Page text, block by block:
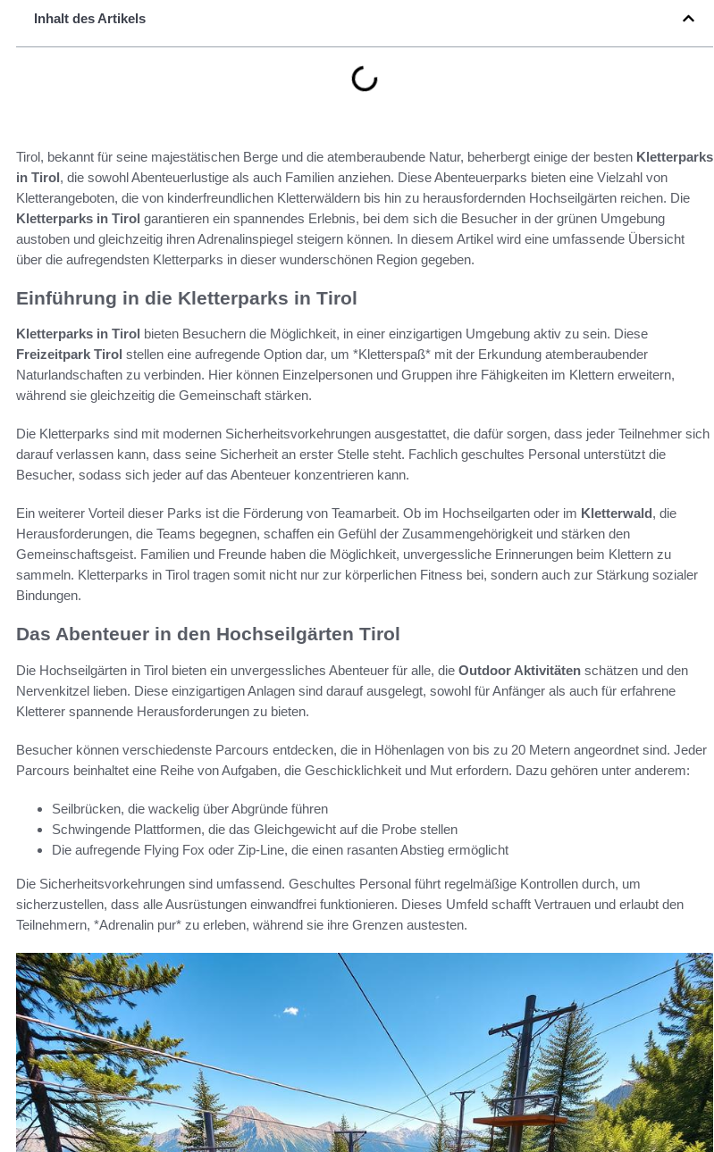
Inhalt des Artikels
Tirol, bekannt für seine majestätischen Berge und die atemberaubende Natur, beherbergt einige der besten Kletterparks
in Tirol, die sowohl Abenteuerlustige als auch Familien anziehen. Diese Abenteuerparks bieten eine Vielzahl von
Kletterangeboten, die von kinderfreundlichen Kletterwäldern bis hin zu herausfordernden Hochseilgärten reichen. Die
Kletterparks in Tirol garantieren ein spannendes Erlebnis, bei dem sich die Besucher in der grünen Umgebung
austoben und gleichzeitig ihren Adrenalinspiegel steigern können. In diesem Artikel wird eine umfassende Übersicht
über die aufregendsten Kletterparks in dieser wunderschönen Region gegeben.
Einführung in die Kletterparks in Tirol
Kletterparks in Tirol bieten Besuchern die Möglichkeit, in einer einzigartigen Umgebung aktiv zu sein. Diese
Freizeitpark Tirol stellen eine aufregende Option dar, um *Kletterspaß* mit der Erkundung atemberaubender
Naturlandschaften zu verbinden. Hier können Einzelpersonen und Gruppen ihre Fähigkeiten im Klettern erweitern,
während sie gleichzeitig die Gemeinschaft stärken.
Die Kletterparks sind mit modernen Sicherheitsvorkehrungen ausgestattet, die dafür sorgen, dass jeder Teilnehmer sich
darauf verlassen kann, dass seine Sicherheit an erster Stelle steht. Fachlich geschultes Personal unterstützt die
Besucher, sodass sich jeder auf das Abenteuer konzentrieren kann.
Ein weiterer Vorteil dieser Parks ist die Förderung von Teamarbeit. Ob im Hochseilgarten oder im Kletterwald, die
Herausforderungen, die Teams begegnen, schaffen ein Gefühl der Zusammengehörigkeit und stärken den
Gemeinschaftsgeist. Familien und Freunde haben die Möglichkeit, unvergessliche Erinnerungen beim Klettern zu
sammeln. Kletterparks in Tirol tragen somit nicht nur zur körperlichen Fitness bei, sondern auch zur Stärkung sozialer
Bindungen.
Das Abenteuer in den Hochseilgärten Tirol
Die Hochseilgärten in Tirol bieten ein unvergessliches Abenteuer für alle, die Outdoor Aktivitäten schätzen und den
Nervenkitzel lieben. Diese einzigartigen Anlagen sind darauf ausgelegt, sowohl für Anfänger als auch für erfahrene
Kletterer spannende Herausforderungen zu bieten.
Besucher können verschiedenste Parcours entdecken, die in Höhenlagen von bis zu 20 Metern angeordnet sind. Jeder
Parcours beinhaltet eine Reihe von Aufgaben, die Geschicklichkeit und Mut erfordern. Dazu gehören unter anderem:
Seilbrücken, die wackelig über Abgründe führen
Schwingende Plattformen, die das Gleichgewicht auf die Probe stellen
Die aufregende Flying Fox oder Zip-Line, die einen rasanten Abstieg ermöglicht
Die Sicherheitsvorkehrungen sind umfassend. Geschultes Personal führt regelmäßige Kontrollen durch, um
sicherzustellen, dass alle Ausrüstungen einwandfrei funktionieren. Dieses Umfeld schafft Vertrauen und erlaubt den
Teilnehmern, *Adrenalin pur* zu erleben, während sie ihre Grenzen austesten.